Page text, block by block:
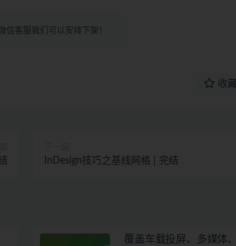
客服我们可以安排下架！
收藏
InDesign技巧之基线网格 | 完结
覆盖车载投屏、多媒体